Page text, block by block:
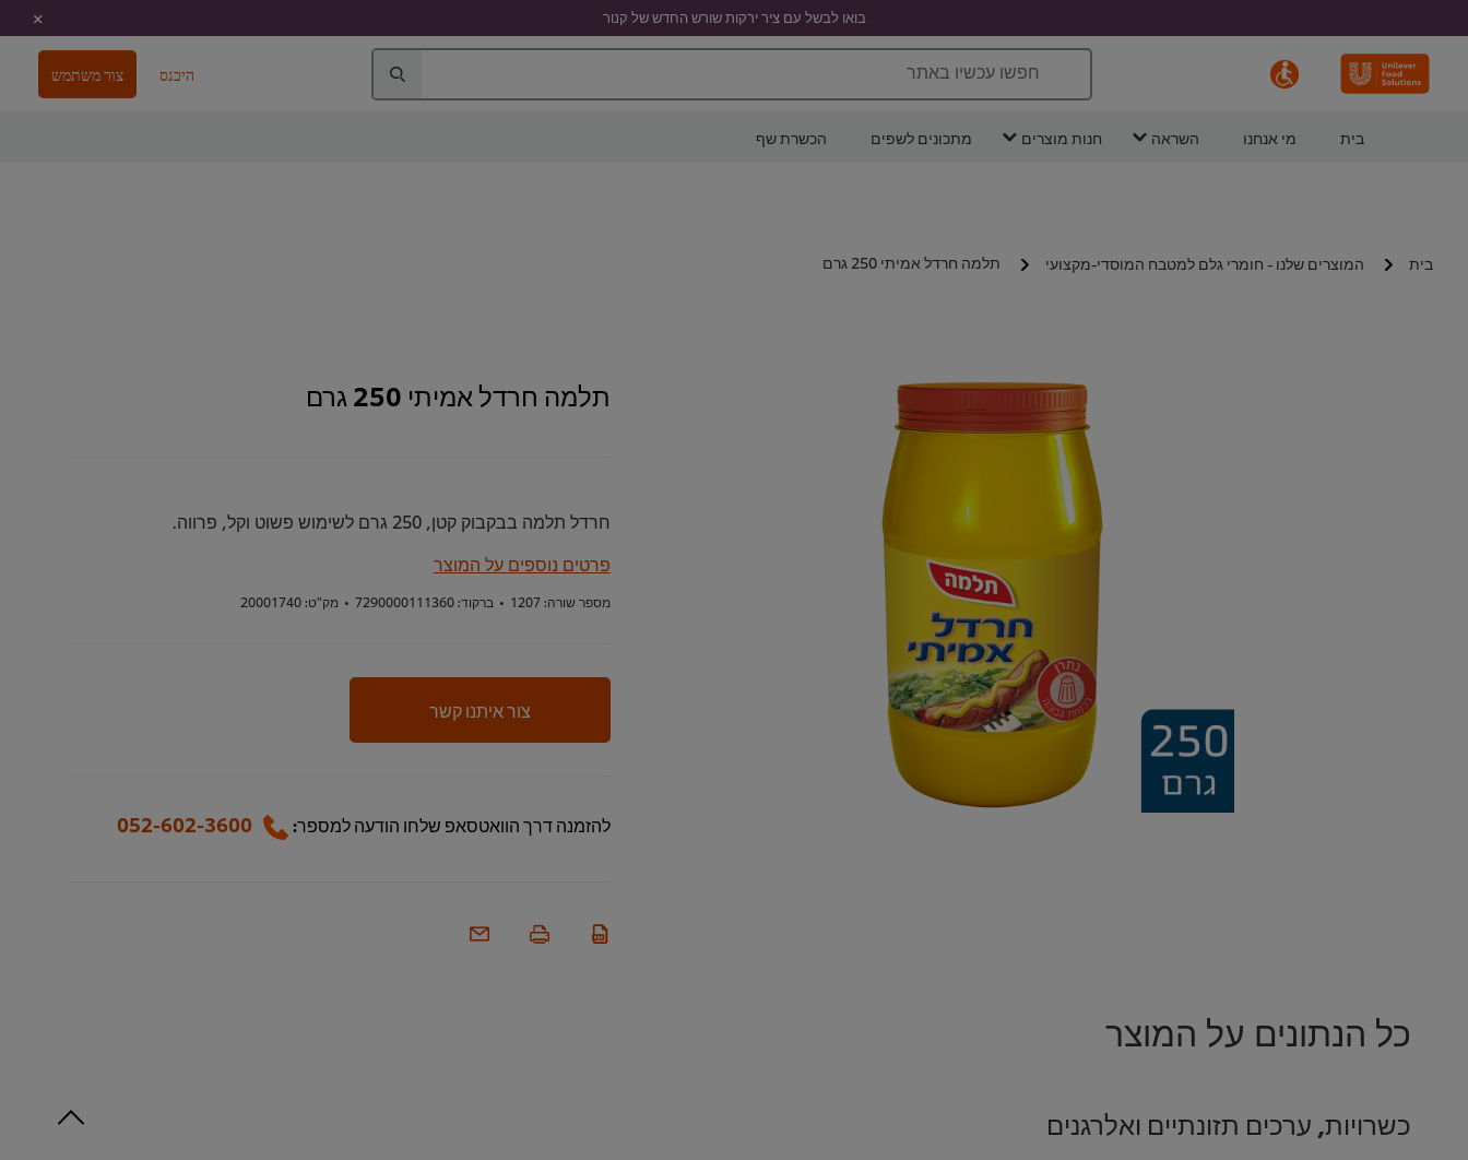
בואו לבשל עם ציר ירקות שורש החדש של קנור
חפשו עכשיו באתר היכנס צור משתמש
בית מי אנחנו השראה חנות מוצרים מתכונים לשפים הכשרת שף
בית המוצרים שלנו - חומרי גלם למטבח המוסדי-מקצועי תלמה חרדל אמיתי 250 גרם
תלמה חרדל אמיתי 250 גרם
חרדל תלמה בבקבוק קטן, 250 גרם לשימוש פשוט וקל, פרווה.
פרטים נוספים על המוצר
מספר שורה:1207
• ברקוד:7290000111360
• מק"ט:20001740
צור איתנו קשר
להזמנה דרך הוואטסאפ שלחו הודעה למספר: 052-602-3600
כל הנתונים על המוצר
כשרויות, ערכים תזונתיים ואלרגנים